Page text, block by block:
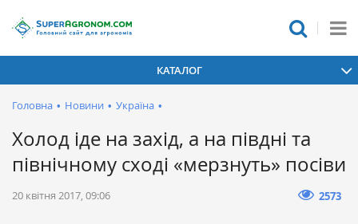
КАТАЛОГ
Головна • Новини • Україна •
Холод іде на захід, а на півдні та
північному сході «мерзнуть» посіви
20 квітня 2017, 09:06 2573